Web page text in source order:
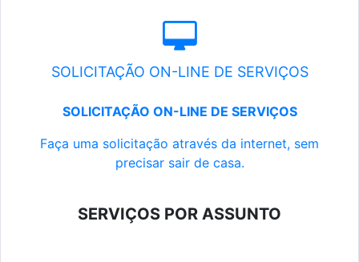
SOLICITAÇÃO ON-LINE DE SERVIÇOS
SOLICITAÇÃO ON-LINE DE SERVIÇOS
Faça uma solicitação através da internet, sem
precisar sair de casa.
SERVIÇOS POR ASSUNTO